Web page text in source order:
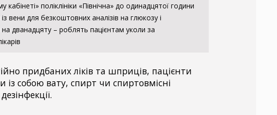
кабінеті» поліклініки «Північна» до одинадцятої години
вени для безкоштовних аналізів на глюкозу і
на дванадцяту – роблять пацієнтам уколи за
придбаних ліків та шприців, пацієнти
із собою вату, спирт чи спиртовмісні